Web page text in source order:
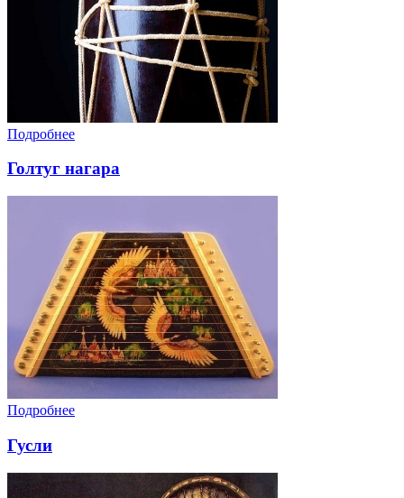
Подробнее
Голтуг нагара
Подробнее
Гусли